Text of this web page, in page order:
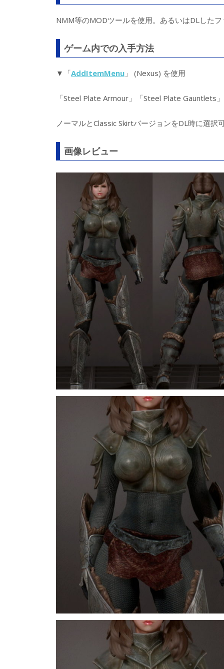
NMM等のMODツールを使用。あるいはDLした
ゲーム内での入手方法
▼「AddItemMenu 」 (Nexus) を使用
「Steel Plate Armour」「Steel Plate
ノーマルとClassic SkirtバージョンをDL時に選
画像レビュー